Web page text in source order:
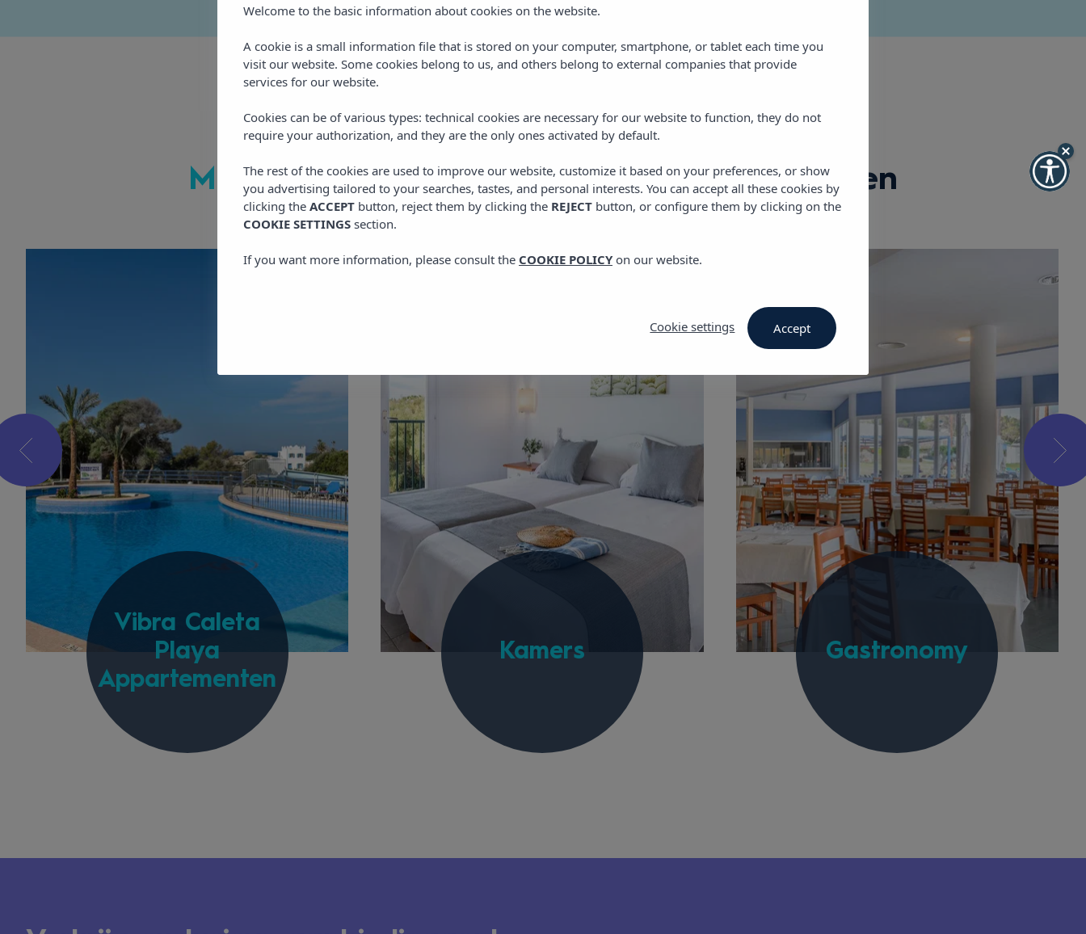
Meervan Vibra Caleta Playa Appartementen
Vibra Caleta
Playa
Appartementen
Kamers Gastronomy
Welcome to the basic information about cookies on the website.
A cookie is a small information file that is stored on your computer, smartphone, or tablet each time you
visit our website. Some cookies belong to us, and others belong to external companies that provide
services for our website.
Cookies can be of various types: technical cookies are necessary for our website to function, they do not
require your authorization, and they are the only ones activated by default.
The rest of the cookies are used to improve our website, customize it based on your preferences, or show
you advertising tailored to your searches, tastes, and personal interests. You can accept all these cookies by
clicking the ACCEPTbutton, reject them by clicking the REJECTbutton, or configure them by clicking on the
COOKIE SETTINGSsection.
If you want more information, please consult the COOKIE POLICYon our website.
Cookie settings Accept